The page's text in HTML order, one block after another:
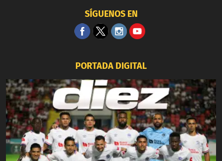
SÍGUENOS EN
PORTADA DIGITAL